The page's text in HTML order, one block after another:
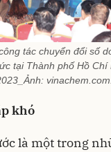
tác chuyển đổi số
tại Thành phố Hồ
khó
là một trong